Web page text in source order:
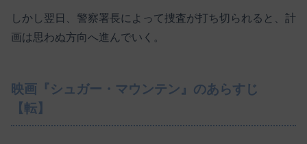
しかし翌日、警察署長によって捜査が打ち切られると、計
画は思わぬ方向へ進んでいく。
映画『シュガー・マウンテン』のあらすじ
【転】